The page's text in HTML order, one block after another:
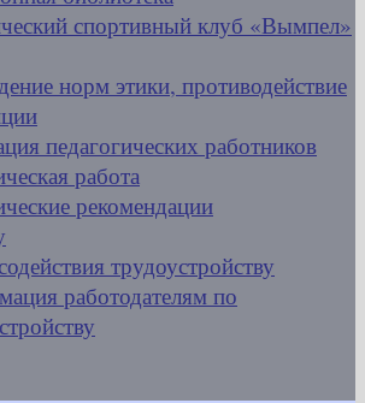
спортивный клуб «Вымпел»
норм этики, противодействие
педагогических работников
работа
рекомендации
трудоустройству
работодателям по